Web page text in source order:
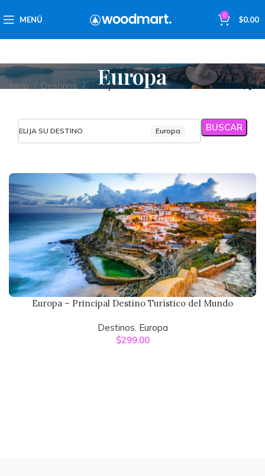
MENÚ 0 $0.00
Europa
Inicio Destinos Europa
ELIJA SU DESTINO Europa BUSCAR
Europa – Principal Destino Turístico del Mundo
Destinos, Europa
$299.00